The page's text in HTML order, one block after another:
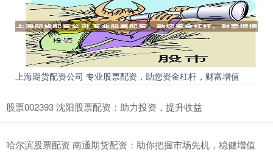
上海期货配资公司 专业股票配资，助您资金杠杆，财富增值
股票002393 沈阳股票配资：助力投资，提升收益
哈尔滨股票配资 南通期货配资：助你把握市场先机，稳健增值